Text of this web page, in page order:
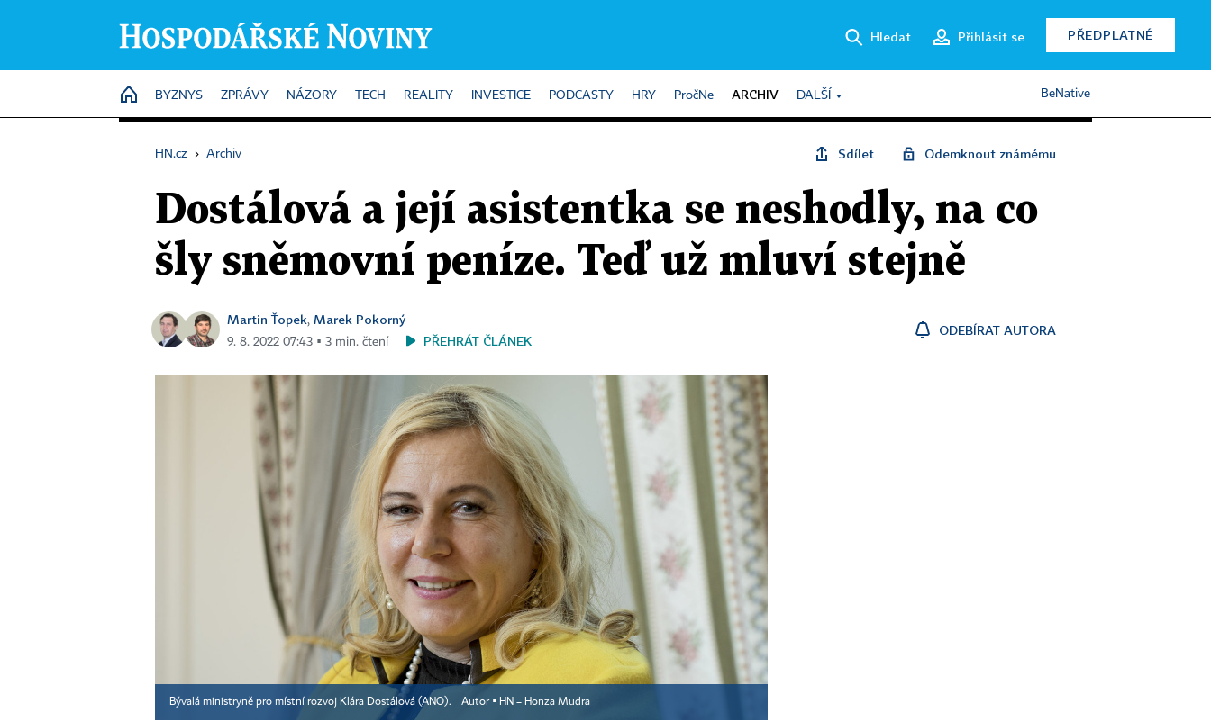
Hledat Přihlásit se PŘEDPLATNÉ
HOME
BYZNYS ZPRÁVY NÁZORY TECH REALITY INVESTICE PODCASTY HRY PročNe ARCHIV DALŠÍ BeNative
HN.cz › Archiv Sdílet Odemknout známému
Dostálová a její asistentka se neshodly, na co
šly sněmovní peníze. Teď už mluví stejně
Martin Ťopek, Marek Pokorný
9. 8. 2022 07:43 ▪ 3 min. čtení PŘEHRÁT ČLÁNEK
ODEBÍRAT AUTORA
Bývalá ministryně pro místní rozvoj Klára Dostálová (ANO). Autor ▪ HN – Honza Mudra